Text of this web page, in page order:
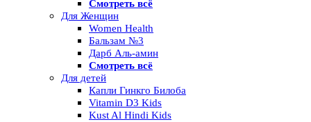
Смотреть всё
Для Женщин
Women Health
Бальзам №3
Дарб Аль-амин
Смотреть всё
Для детей
Капли Гинкго Билоба
Vitamin D3 Kids
Kust Al Hindi Kids